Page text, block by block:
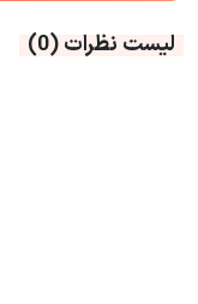
لیست نظرات(0)